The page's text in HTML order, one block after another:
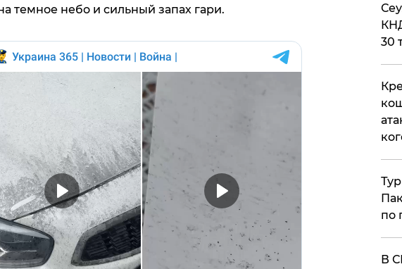
темное небо и сильный запах гари.
30
по
В